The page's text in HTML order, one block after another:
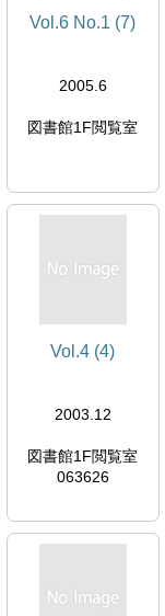
Vol.6 No.1 (7)
2005.6
図書館1F閲覧室
Vol.4 (4)
2003.12
図書館1F閲覧室
063626